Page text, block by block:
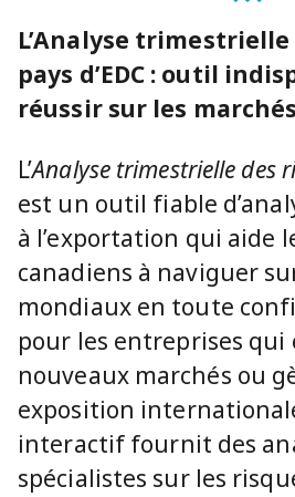
L’Analyse
pays d’EDC : outil
réussir sur les
L’Analyse trimestrielle des
est un outil fiable
à l’exportation qui aide
canadiens à naviguer
mondiaux en toute
pour les entreprises qui
nouveaux marchés ou
exposition
interactif fournit des
spécialistes sur les